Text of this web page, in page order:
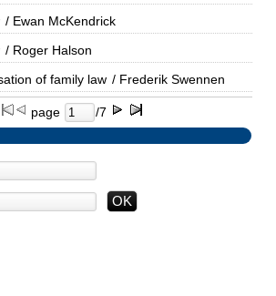
/ Ewan McKendrick
/ Roger Halson
of family law / Frederik Swennen
page /7